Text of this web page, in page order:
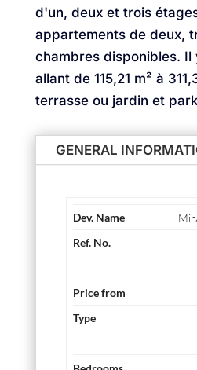
d'un, deux et trois
appartements de deux,
chambres disponibles. Il
allant de 115,21 m² à
terrasse ou jardin et
GENERAL